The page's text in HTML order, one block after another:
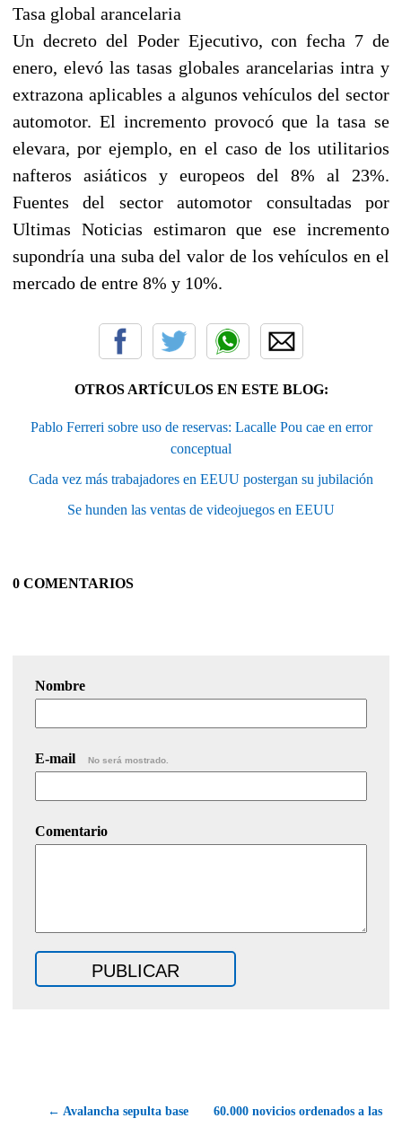
Tasa global arancelaria
Un decreto del Poder Ejecutivo, con fecha 7 de
enero, elevó las tasas globales arancelarias intra y
extrazona aplicables a algunos vehículos del sector
automotor. El incremento provocó que la tasa se
elevara, por ejemplo, en el caso de los utilitarios
nafteros asiáticos y europeos del 8% al 23%.
Fuentes del sector automotor consultadas por
Ultimas Noticias estimaron que ese incremento
supondría una suba del valor de los vehículos en el
mercado de entre 8% y 10%.
OTROS ARTÍCULOS EN ESTE BLOG:
Pablo Ferreri sobre uso de reservas: Lacalle Pou cae en error
conceptual
Cada vez más trabajadores en EEUU postergan su jubilación
Se hunden las ventas de videojuegos en EEUU
0 COMENTARIOS
Nombre
E-mail No será mostrado.
Comentario
← Avalancha sepulta base 60.000 novicios ordenados a las